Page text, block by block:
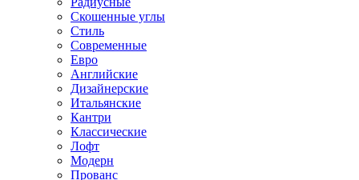
Скошенные углы
Стиль
Современные
Евро
Английские
Дизайнерские
Итальянские
Кантри
Классические
Лофт
Модерн
Прованс